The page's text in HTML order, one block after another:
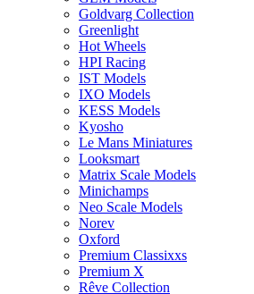
Goldvarg Collection
Greenlight
Hot Wheels
HPI Racing
IST Models
IXO Models
KESS Models
Kyosho
Le Mans Miniatures
Looksmart
Matrix Scale Models
Minichamps
Neo Scale Models
Norev
Oxford
Premium Classixxs
Premium X
Rêve Collection